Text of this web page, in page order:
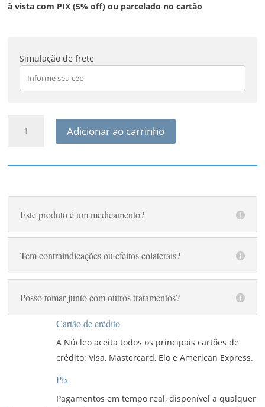
à vista com PIX (5% off) ou parcelado no cartão
Simulação de frete
Detox
Renal
Fisioquantic
Adicionar ao carrinho
Este produto é um medicamento?
Tem contraindicações ou efeitos colaterais?
Posso tomar junto com outros tratamentos?
Cartão de crédito
A Núcleo aceita todos os principais cartões de
crédito: Visa, Mastercard, Elo e American Express.
Pix
Pagamentos em tempo real, disponível a qualquer